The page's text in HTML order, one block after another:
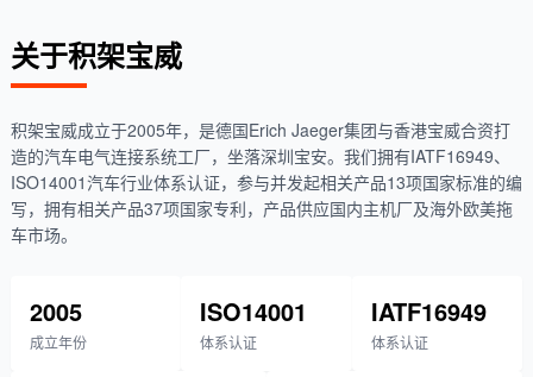
深圳智造
专注商用车、房车、拖挂车线束及连接系统研发生产。IATF16949认
探索产品
关于积架宝威
积架宝威成立于2005年，是德国Erich Jaeger集团与香港宝威合资打
造的汽车电气连接系统工厂，坐落深圳宝安。我们拥有IATF16949、
ISO14001汽车行业体系认证，参与并发起相关产品13项国家标准的编
写，拥有相关产品37项国家专利，产品供应国内主机厂及海外欧美拖
车市场。
2005
成立年份
ISO14001
体系认证
IATF16949
体系认证